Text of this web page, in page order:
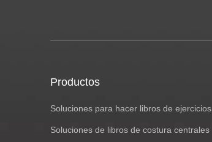
Productos
Soluciones para hacer libros de ejercicios
Soluciones de libros de costura centrales